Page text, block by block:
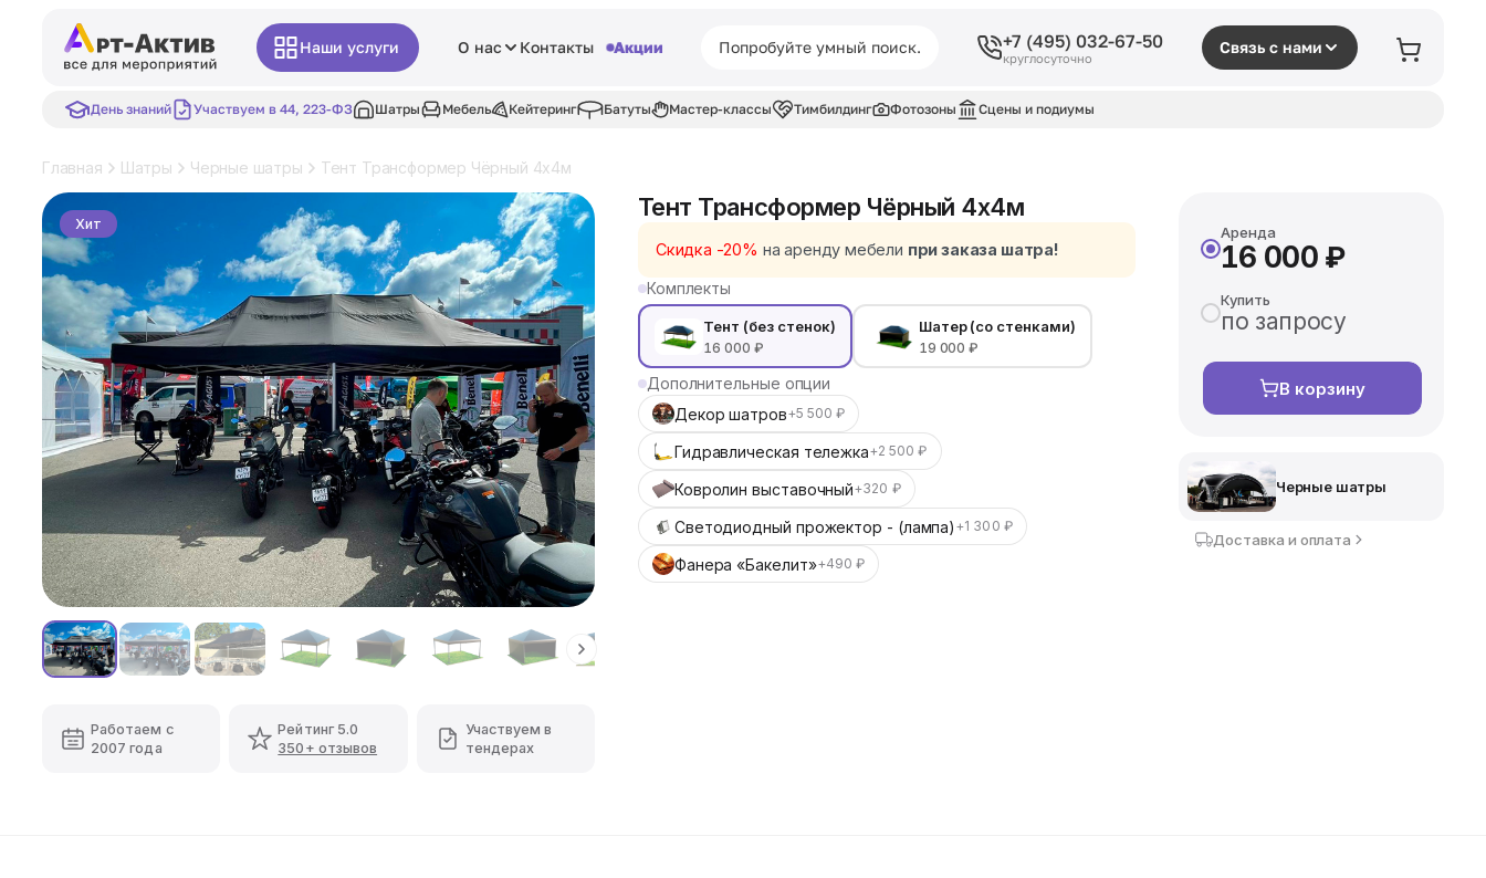
Наши услуги О нас Контакты Акции +7 (495) 032-67-50
круглосуточно
Связь с нами
День знаний Участвуем в 44, 223-ФЗ Шатры Мебель Кейтеринг Батуты Мастер-классы Тимбилдинг Фотозоны Сцены и подиумы
Главная Шатры Черные шатры Тент Трансформер Чёрный 4x4м
Хит
Работаем с
2007 года
Рейтинг 5.0
350+ отзывов
Участвуем в
тендерах
Тент Трансформер Чёрный 4x4м
Скидка -20% на аренду мебели при заказа шатра!
Комплекты
Тент (без стенок)
16 000 ₽
Шатер (со стенками)
19 000 ₽
Дополнительные опции
Декор шатров+5 500 ₽
Гидравлическая тележка+2 500 ₽
Ковролин выставочный+320 ₽
Светодиодный прожектор - (лампа) +1 300 ₽
Фанера «Бакелит»+490 ₽
Аренда
16 000 ₽
Купить
по запросу
В корзину
Черные шатры
Доставка и оплата